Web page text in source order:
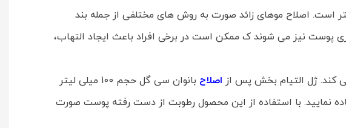
ژل التیام بخش، خرید ژل التیام بخش پس از اصلاح بانوان سی گل حجم 100 میلی لیتر است. اصلاح موهای زائد صورت به روش های مختلفی از جمله بند
پوست نیز می شوند ک ممکن است در برخی افراد باعث ایجاد التهاب،
کند. ژل التیام بخش پس از اصلاح
بانوان سی گل حجم 100 میلی لیتر
نمایید. با استفاده از این محصول رطوبت از دست رفته پوست صورت